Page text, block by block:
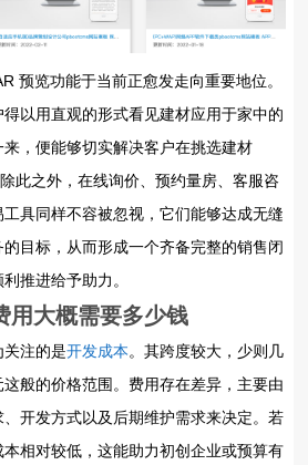
预览功能于当前正愈发走向重要地位。
以用直观的形式看见建材应用于家中的
，便能够切实解决客户在挑选建材
此之外，在线询价、预约量房、客服咨
具同样不容被忽视，它们能够达成无缝
目标，从而形成一个齐备完整的销售闭
推进给予助力。
用大概需要多少钱
注的是开发成本。其跨度较大，少则几
般的价格范围。费用存在差异，主要由
开发方式以及后期维护需求来决定。若
相对较低，这能助力初创企业或预算有